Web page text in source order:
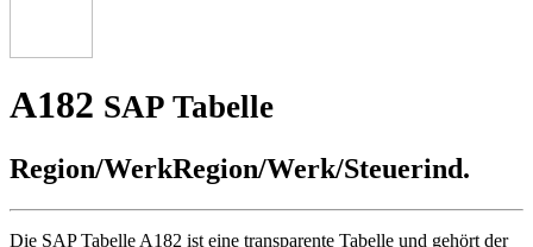
A182 SAP Tabelle
Region/WerkRegion/Werk/Steuerind.
Die SAP Tabelle A182 ist eine transparente Tabelle und gehört der